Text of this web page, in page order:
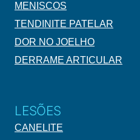
MENISCOS
TENDINITE PATELAR
DOR NO JOELHO
DERRAME ARTICULAR
LESÕES
CANELITE